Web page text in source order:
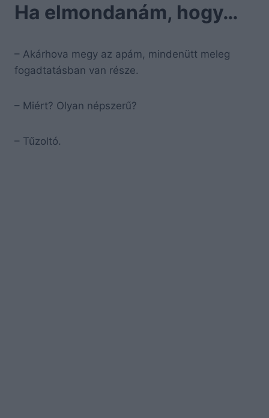
Ha elmondanám, hogy…
– Akárhova megy az apám, mindenütt meleg
fogadtatásban van része.
– Miért? Olyan népszerű?
– Tűzoltó.